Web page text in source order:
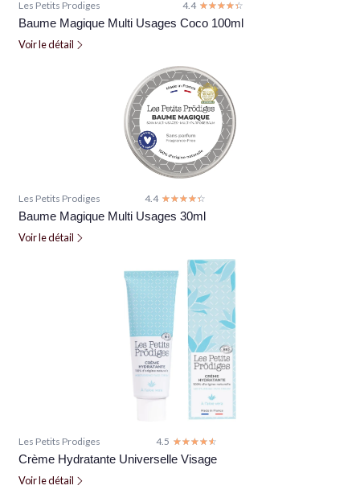
Les Petits Prodiges 4.4 ☆☆☆☆☆
★★★★★
Baume Magique Multi Usages Coco 100ml
Voir le détail
Les Petits Prodiges 4.4 ☆☆☆☆☆
★★★★★
Baume Magique Multi Usages 30ml
Voir le détail
Les Petits Prodiges 4.5 ☆☆☆☆☆
★★★★★
Crème Hydratante Universelle Visage
Voir le détail